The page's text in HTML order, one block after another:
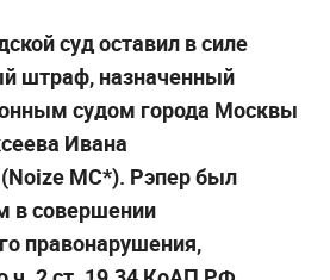
суд оставил в силе
штраф, назначенный
судом города Москвы
Ивана
MC*). Рэпер был
в совершении
правонарушения,